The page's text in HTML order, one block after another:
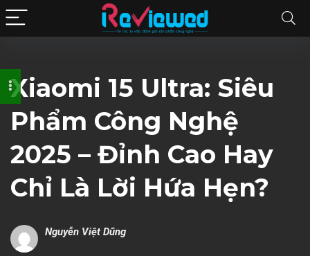
Xiaomi 15 Ultra: Siêu
Phẩm Công Nghệ
2025 – Đỉnh Cao Hay
Chỉ Là Lời Hứa Hẹn?
Nguyễn Việt Dũng